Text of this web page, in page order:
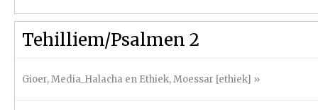
Tehilliem/Psalmen 2
Gioer,Media_Halacha en Ethiek,Moessar [ethiek] »